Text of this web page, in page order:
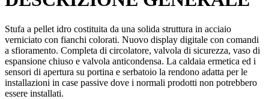
Stufa a pellet idro costituita da una solida struttura in acciaio
verniciato con fianchi colorati. Nuovo display digitale con comandi
a sfioramento. Completa di circolatore, valvola di sicurezza, vaso di
espansione chiuso e valvola anticondensa. La caldaia ermetica ed i
sensori di apertura su portina e serbatoio la rendono adatta per le
installazioni in case passive dove i normali prodotti non potrebbero
essere installati.